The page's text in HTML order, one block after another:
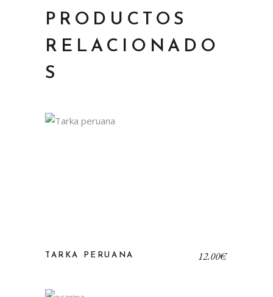
PRODUCTOS
RELACIONADO
S
TARKA PERUANA 12,00€